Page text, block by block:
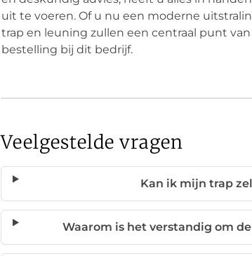
uit te voeren. Of u nu een moderne
trap en leuning zullen een centraal punt
bestelling bij dit bedrijf.
Veelgestelde vragen
Kan ik mijn trap
Waarom is het verstandig om